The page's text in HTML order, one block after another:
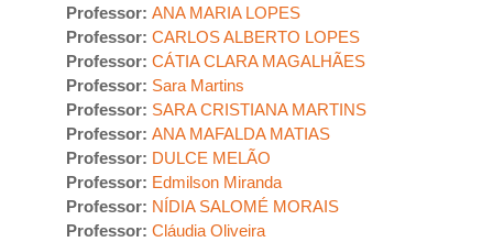
Professor: ANA MARIA LOPES
Professor: CARLOS ALBERTO LOPES
Professor: CÁTIA CLARA MAGALHÃES
Professor: Sara Martins
Professor: SARA CRISTIANA MARTINS
Professor: ANA MAFALDA MATIAS
Professor: DULCE MELÃO
Professor: Edmilson Miranda
Professor: NÍDIA SALOMÉ MORAIS
Professor: Cláudia Oliveira